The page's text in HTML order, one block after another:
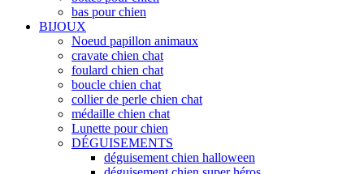
bas pour chien
BIJOUX
Noeud papillon animaux
cravate chien chat
foulard chien chat
boucle chien chat
collier de perle chien chat
médaille chien chat
Lunette pour chien
DÉGUISEMENTS
déguisement chien halloween